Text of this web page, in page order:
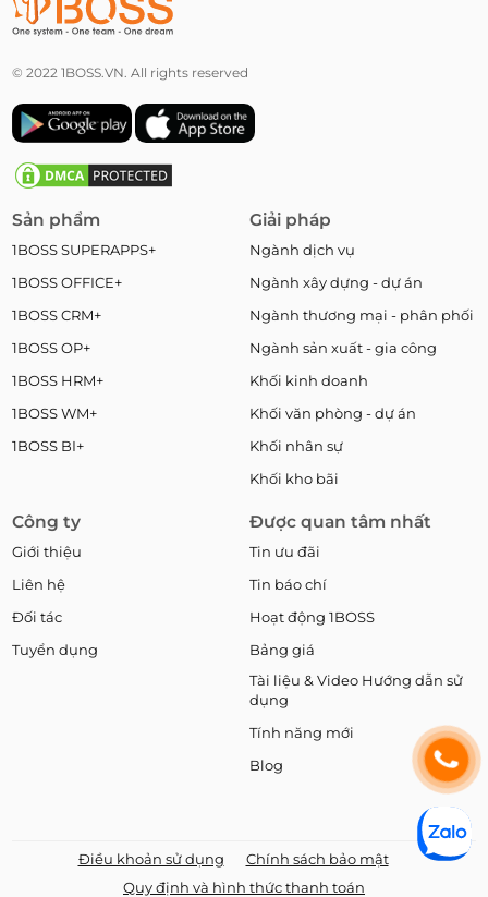
© 2022 1BOSS.VN. All rights reserved
Sản phẩm
1BOSS SUPERAPPS+
1BOSS OFFICE+
1BOSS CRM+
1BOSS OP+
1BOSS HRM+
1BOSS WM+
1BOSS BI+
Giải pháp
Ngành dịch vụ
Ngành xây dựng - dự án
Ngành thương mại - phân phối
Ngành sản xuất - gia công
Khối kinh doanh
Khối văn phòng - dự án
Khối nhân sự
Khối kho bãi
Công ty
Giới thiệu
Liên hệ
Đối tác
Tuyển dụng
Được quan tâm nhất
Tin ưu đãi
Tin báo chí
Hoạt động 1BOSS
Bảng giá
Tài liệu & Video Hướng dẫn sử
dụng
Tính năng mới
Blog
Điều khoản sử dụng
Chính sách bảo mật
Quy định và hình thức thanh toán